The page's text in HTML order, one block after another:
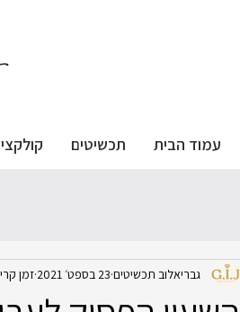
עמוד הבית תכשיטים קולקציית
גבריאלוב תכשיטים 23 בספט׳ 2021 זמן קריאה